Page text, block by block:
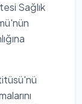
Sağlık